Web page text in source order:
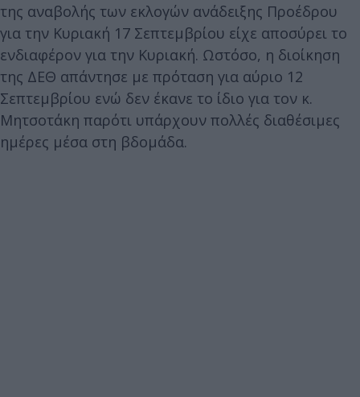
της αναβολής των εκλογών ανάδειξης Προέδρου
για την Κυριακή 17 Σεπτεμβρίου είχε αποσύρει το
ενδιαφέρον για την Κυριακή. Ωστόσο, η διοίκηση
της ΔΕΘ απάντησε με πρόταση για αύριο 12
Σεπτεμβρίου ενώ δεν έκανε το ίδιο για τον κ.
Μητσοτάκη παρότι υπάρχουν πολλές διαθέσιμες
ημέρες μέσα στη βδομάδα.